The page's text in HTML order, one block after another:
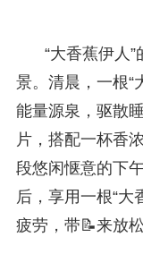
“大香蕉伊人
景。清晨，一根“
能量源泉，驱散
片，搭配一杯香
段悠闲惬意的下
后，享用一根“大
疲劳，带📝来放松